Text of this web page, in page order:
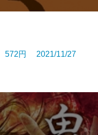
572円 2021/11/27